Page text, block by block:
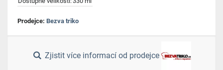
Prodejce: Bezva triko
Zjistit více informací od prodejce